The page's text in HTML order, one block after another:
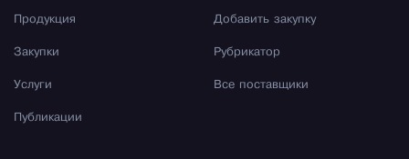
Продукция
Закупки
Услуги
Публикации
Добавить закупку
Рубрикатор
Все поставщики